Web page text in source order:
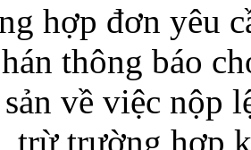
hợp đơn yêu
thông báo
về việc nộp
trừ trường hợp